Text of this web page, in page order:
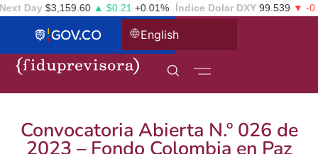
Day $3,159.60 ▲ $0.21 +0.01% Índice Dolar DXY 99.539 ▼ -
English
Convocatoria Abierta N.º 026 de
2023 – Fondo Colombia en Paz